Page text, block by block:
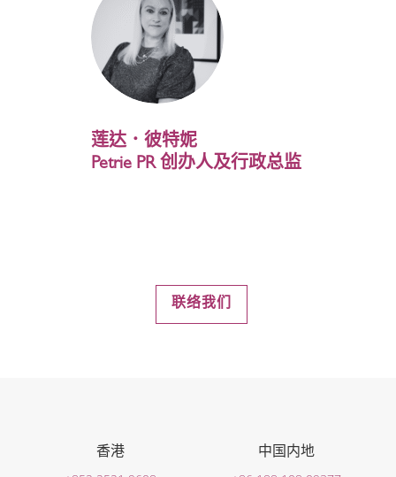
莲达．彼特妮
Petrie PR 创办人及行政总监
联络我们
香港 中国内地